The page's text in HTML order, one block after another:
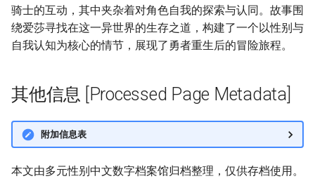
骑士的互动，其中夹杂着对角色自我的探索与认同。故事围
绕爱莎寻找在这一异世界的生存之道，构建了一个以性别与
自我认知为核心的情节，展现了勇者重生后的冒险旅程。
其他信息 [Processed Page Metadata]
附加信息表
本文由多元性别中文数字档案馆归档整理，仅供存档使用。